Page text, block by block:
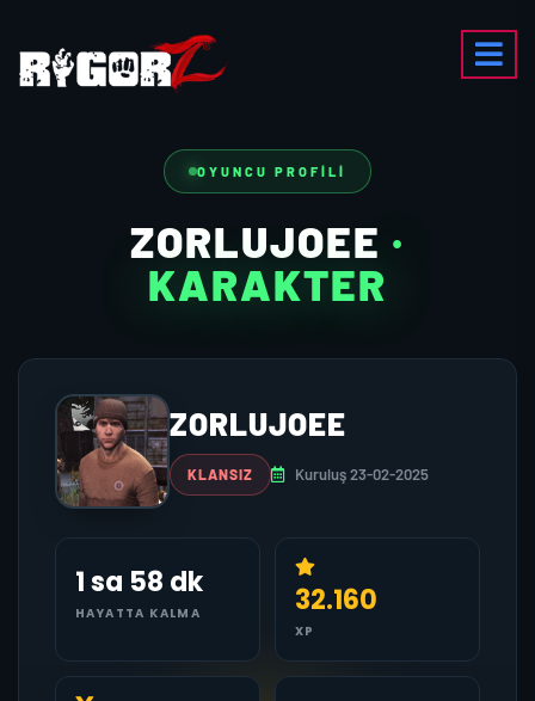
OYUNCU PROFILI
ZORLUJOEE ·
KARAKTER
ZORLUJOEE
KLANSIZ Kuruluş 23-02-2025
1 sa 58 dk
HAYATTA KALMA 32.160
XP